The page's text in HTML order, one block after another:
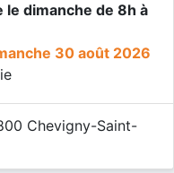
le dimanche de 8h à
30 août 2026
Chevigny-Saint-